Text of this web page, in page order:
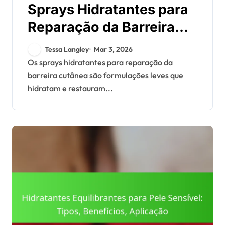
Sprays Hidratantes para
Reparação da Barreira
Cutânea: Benefícios,
Utilização,
Recomendações
Tessa Langley Mar 3, 2026
Os sprays hidratantes para reparação da
barreira cutânea são formulações leves que
hidratam e restauram...